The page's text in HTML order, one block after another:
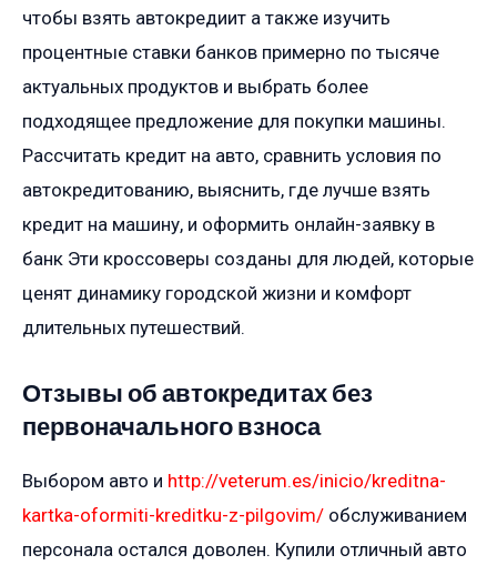
чтобы взять автокредиит а также изучить
процентные ставки банков примерно по тысяче
актуальных продуктов и выбрать более
подходящее предложение для покупки машины.
Рассчитать кредит на авто, сравнить условия по
автокредитованию, выяснить, где лучше взять
кредит на машину, и оформить онлайн-заявку в
банк Эти кроссоверы созданы для людей, которые
ценят динамику городской жизни и комфорт
длительных путешествий.
Отзывы об автокредитах без
первоначального взноса
Выбором авто и http://veterum.es/inicio/kreditna-
kartka-oformiti-kreditku-z-pilgovim/ обслуживанием
персонала остался доволен. Купили отличный авто